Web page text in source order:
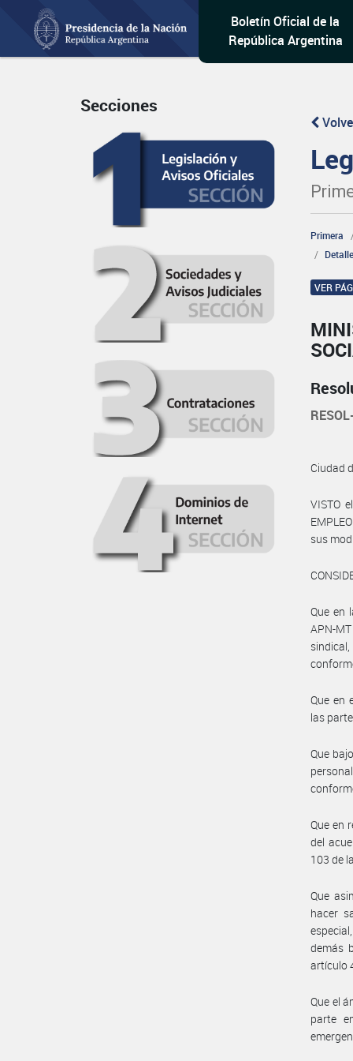
Boletín Oficial de la
República Argentina
Secciones
Primera
VER
Ciudad
VISTO
sus
Que en
APN-
Que en
las
Que
Que en
del
103 de
Que
hacer
demás
artículo
Que el
parte